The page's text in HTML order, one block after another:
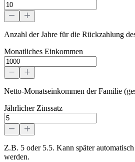
Anzahl der Jahre für die Rückzahlung
Monatliches Einkommen
Netto-Monatseinkommen der Familie
Jährlicher Zinssatz
Z.B. 5 oder 5.5. Kann später
werden.